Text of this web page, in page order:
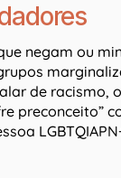
negam ou
de racismo,
preconceito”